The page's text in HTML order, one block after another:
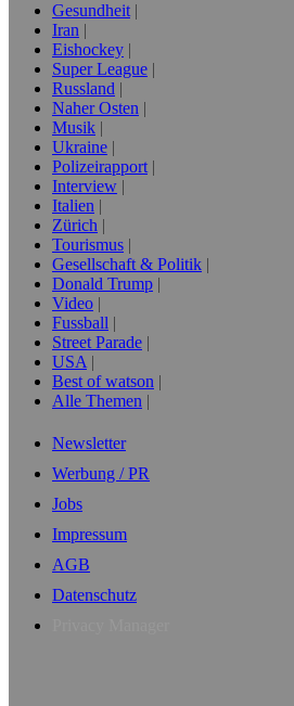
Gesundheit
Iran
Eishockey
Super League
Russland
Naher Osten
Musik
Ukraine
Polizeirapport
Interview
Italien
Zürich
Tourismus
Gesellschaft & Politik
Donald Trump
Video
Fussball
Street Parade
USA
Best of watson
Alle Themen
Newsletter
Werbung / PR
Jobs
Impressum
AGB
Datenschutz